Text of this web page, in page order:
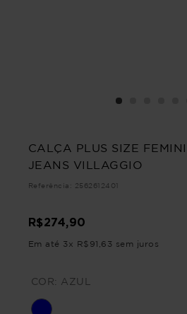
CALÇA PLUS SIZE
JEANS VILLAGGIO
Referência : 2562612401
R$274,90
Em até 3x R$ 91 63 sem juros
COR: AZUL